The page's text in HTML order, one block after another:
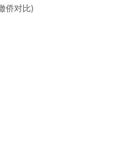
侨对比)